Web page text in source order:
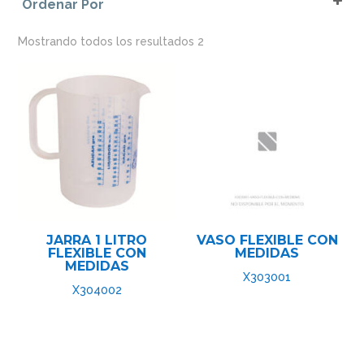
Ordenar Por
Mostrando todos los resultados 2
JARRA 1 LITRO
FLEXIBLE CON
MEDIDAS
X304002
VASO FLEXIBLE CON
MEDIDAS
X303001